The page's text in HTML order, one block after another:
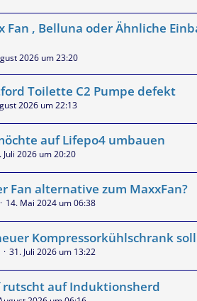
Fan , Belluna oder Ähnliche
2026 um 23:20
Toilette C2 Pumpe defekt
2026 um 22:13
auf Lifepo4 umbauen
Juli 2026 um 20:20
Fan alternative zum MaxxFan?
14. Mai 2024 um 06:38
Kompressorkühlschrank
31. Juli 2026 um 13:22
rutscht auf Induktionsherd